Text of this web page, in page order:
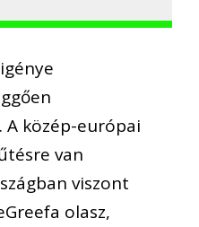
közép-európai
van
viszont
olasz,